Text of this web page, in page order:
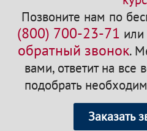
Позвоните нам по
(800) 700-23-71 или
обратный звонок.
вами, ответит на
подобрать
Заказать